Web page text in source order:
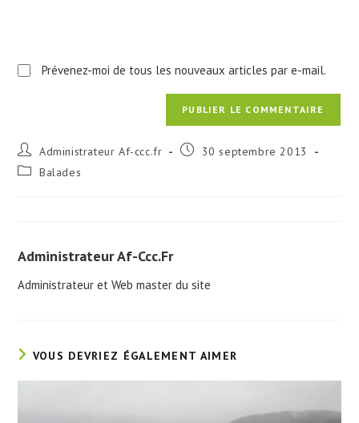
Prévenez-moi de tous les nouveaux articles par e-mail.
Auteur/autrice
de
la
Administrateur Af-ccc.fr
Publication
30 septembre 2013
Post Balades
Administrateur Af-Ccc.fr
Administrateur et Web master du site
VOUS DEVRIEZ ÉGALEMENT AIMER